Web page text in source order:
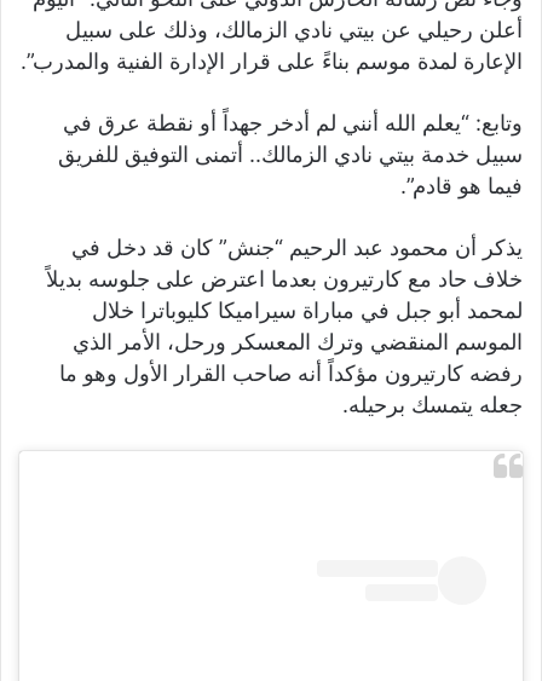
أعلن رحيلي عن بيتي نادي الزمالك، وذلك على سبيل
الإعارة لمدة موسم بناءً على قرار الإدارة الفنية والمدرب”.
وتابع: “يعلم الله أنني لم أدخر جهداً أو نقطة عرق في
سبيل خدمة بيتي نادي الزمالك.. أتمنى التوفيق للفريق
فيما هو قادم”.
يذكر أن محمود عبد الرحيم “جنش” كان قد دخل في
خلاف حاد مع كارتيرون بعدما اعترض على جلوسه بديلاً
لمحمد أبو جبل في مباراة سيراميكا كليوباترا خلال
الموسم المنقضي وترك المعسكر ورحل، الأمر الذي
رفضه كارتيرون مؤكداً أنه صاحب القرار الأول وهو ما
جعله يتمسك برحيله.